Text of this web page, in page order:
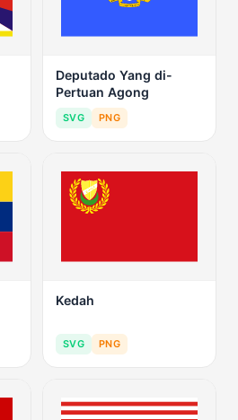
Deputado Yang di-
Pertuan Agong
SVG PNG
Kedah
SVG PNG